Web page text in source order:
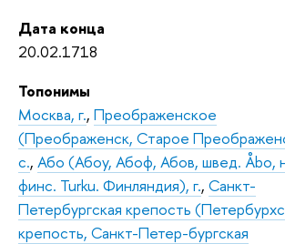
Дата конца
20.02.1718
Топонимы
Москва, г., Преображенское
(Преображенск, Старое
с., Або (Абоу, Абоф, Абов, швед. Åbo,
финс. Turku. Финляндия), г., Санкт-
Петербургская крепость
крепость, Санкт-Петер-бургская